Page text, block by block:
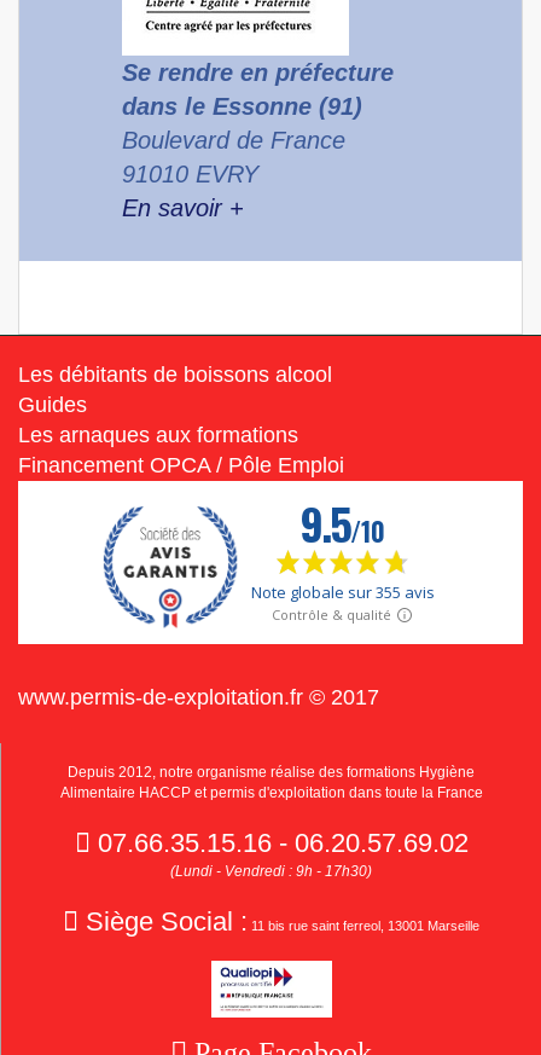
Se rendre en préfecture
dans le Essonne (91)
Boulevard de France
91010 EVRY
En savoir +
Les débitants de boissons alcool
Guides
Les arnaques aux formations
Financement OPCA / Pôle Emploi
www.permis-de-exploitation.fr © 2017
Depuis 2012, notre organisme réalise des formations Hygiène
Alimentaire HACCP et permis d'exploitation dans toute la France
07.66.35.15.16 - 06.20.57.69.02
(Lundi - Vendredi : 9h - 17h30)
Siège Social : 11 bis rue saint ferreol, 13001 Marseille